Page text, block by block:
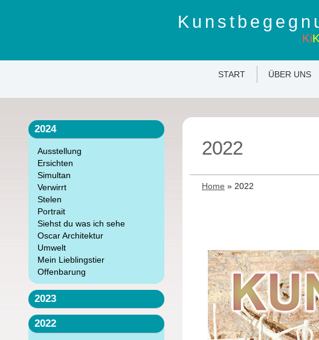
Ki
START ÜBER UNS
2024
Ausstellung
Ersichten
Simultan
Verwirrt
Stelen
Portrait
Siehst du was ich sehe
Oscar Architektur
Umwelt
Mein Lieblingstier
Offenbarung
2023
2022
2022
Home » 2022